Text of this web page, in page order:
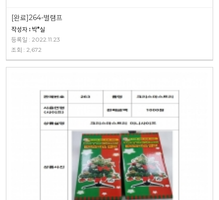
[완료]264-별램프
작성자 : 박*실
등록일 : 2022.11.23
조회 : 2,672